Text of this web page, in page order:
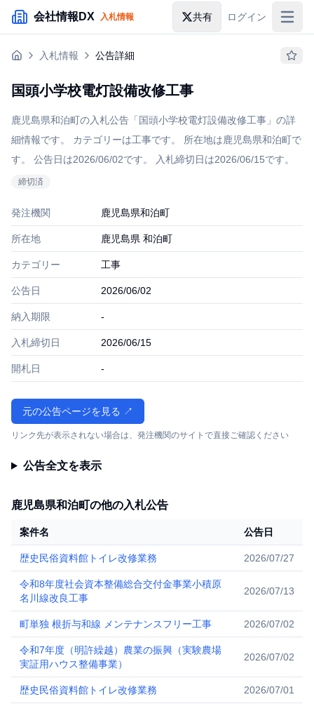
メインコンテンツにスキップ
会社情報DX 入札情報 共有 ログイン
入札情報
企業検索
入札情報 公告詳細
国頭小学校電灯設備改修工事
鹿児島県和泊町の入札公告「国頭小学校電灯設備改修工事」の詳
細情報です。 カテゴリーは工事です。 所在地は鹿児島県和泊町で
す。 公告日は2026/06/02です。 入札締切日は2026/06/15です。
締切済
発注機関 鹿児島県和泊町
所在地 鹿児島県 和泊町
カテゴリー 工事
公告日 2026/06/02
納入期限 -
入札締切日 2026/06/15
開札日 -
元の公告ページを見る ↗
リンク先が表示されない場合は、発注機関のサイトで直接ご確認ください
公告全文を表示
鹿児島県和泊町の他の入札公告
案件名 公告日
歴史民俗資料館トイレ改修業務 2026/07/27
令和8年度社会資本整備総合交付金事業小積原
名川線改良工事
2026/07/13
町単独 根折与和線 メンテナンスフリー工事 2026/07/02
令和7年度（明許繰越）農業の振興（実験農場
実証用ハウス整備事業）
2026/07/02
歴史民俗資料館トイレ改修業務 2026/07/01